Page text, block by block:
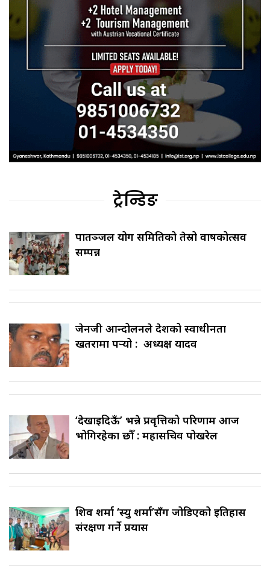
ट्रेन्डिङ
पातञ्जल योग समितिको तेस्रो वार्षिकोत्सव
सम्पन्न
जेनजी आन्दोलनले देशको स्वाधीनता
खतरामा पर्‍यो : अध्यक्ष यादव
‘देखाइदिऊँ’ भन्ने प्रवृत्तिको परिणाम आज
भोगिरहेका छौँ : महासचिव पोखरेल
शिव शर्मा ‘स्यु शर्मा’सँग जोडिएको इतिहास
संरक्षण गर्ने प्रयास